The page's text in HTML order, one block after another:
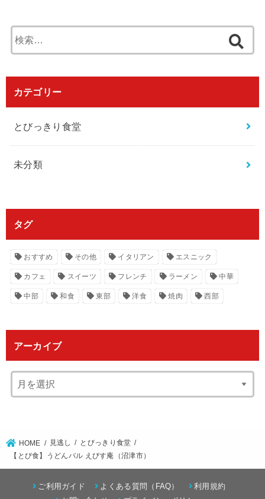
索
カテゴリー
とびっきり食堂
未分類
タグ
おすすめ その他 イタリアン エスニック
カフェ スイーツ フレンチ ラーメン 中華
中部 和食 東部 洋食 焼肉 西部
アーカイブ
HOME 見逃し
とびっきり食堂
【とび食】うどんバル えびす庵（沼津市）
ご利用ガイド よくある質問（FAQ）
利用規約